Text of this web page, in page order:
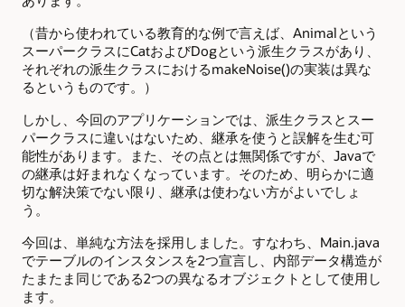
（昔から使われている教育的な例で言えば、Animalという
スーパークラスにCatおよびDogという派生クラスがあり、
それぞれの派生クラスにおけるmakeNoise()の実装は異な
るというものです。）
しかし、今回のアプリケーションでは、派生クラスとスー
パークラスに違いはないため、継承を使うと誤解を生む可
能性があります。また、その点とは無関係ですが、Javaで
の継承は好まれなくなっています。そのため、明らかに適
切な解決策でない限り、継承は使わない方がよいでしょ
う。
今回は、単純な方法を採用しました。すなわち、Main.java
でテーブルのインスタンスを2つ宣言し、内部データ構造が
たまたま同じである2つの異なるオブジェクトとして使用し
ます。